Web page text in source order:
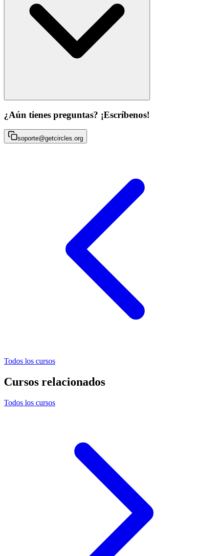
¿Aún tienes preguntas? ¡Escríbenos!
soporte@getcircles.org
Todos los cursos
Cursos relacionados
Todos los cursos